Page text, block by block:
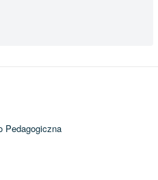
Pedagogiczna